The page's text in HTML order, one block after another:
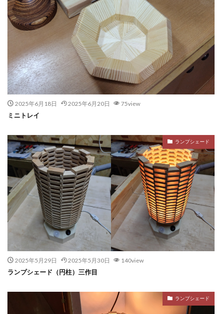
2025年6月18日 2025年6月20日 75view
ミニトレイ
ランプシェード
2025年5月29日 2025年5月30日 140view
ランプシェード（円柱）三作目
ランプシェード